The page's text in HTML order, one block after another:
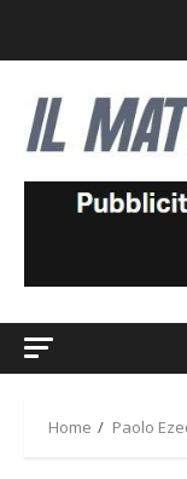
Home Paolo